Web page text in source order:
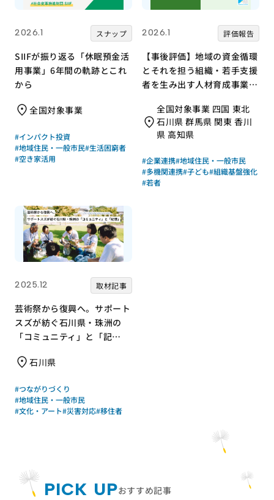
PICK UPおすすめ記事
2026.1 スナップ
SIIFが振り返る「休眠預金活
用事業」6年間の軌跡とこれ
から
全国対象事業
#インパクト投資
#地域住民・一般市民#生活困窮者
#空き家活用
2026.1 評価報告
【事後評価】地域の資金循環
とそれを担う組織・若手支援
者を生み出す人材育成事業｜
［21年度通常枠］
全国対象事業 四国 東北
石川県 群馬県 関東 香川
県 高知県
#企業連携#地域住民・一般市民
#多機関連携#子ども#組織基盤強化
#若者
2025.12 取材記事
芸術祭から復興へ。サポート
スズが紡ぐ石川県・珠洲の
「コミュニティ」と「記
石川県
#つながりづくり
#地域住民・一般市民
#文化・アート#災害対応#移住者